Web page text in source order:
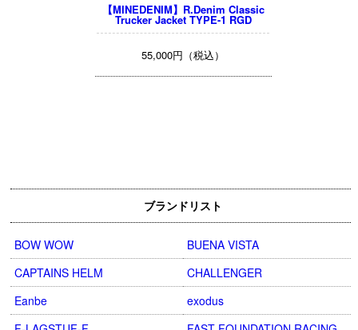
【MINEDENIM】R.Denim Classic
Trucker Jacket TYPE-1 RGD
55,000円（税込）
ブランドリスト
BOW WOW
BUENA VISTA
CAPTAINS HELM
CHALLENGER
Eanbe
exodus